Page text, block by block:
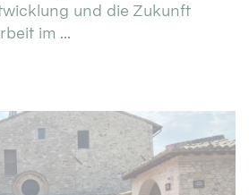
und die Zukunft
im ...